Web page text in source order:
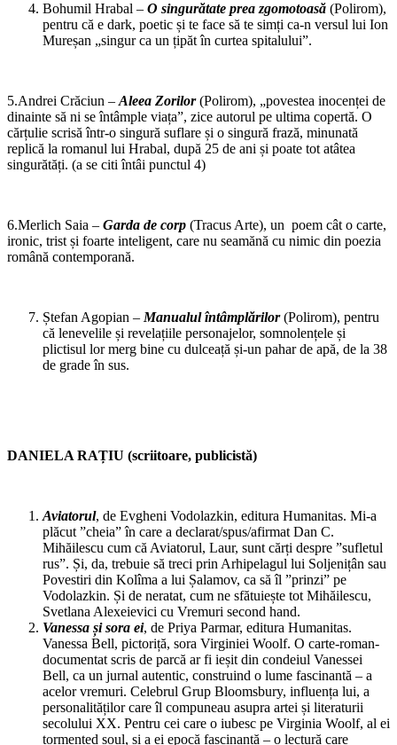
Bohumil Hrabal – O singurătate prea zgomotoasă (Polirom),
pentru că e dark, poetic și te face să te simți ca-n versul lui Ion
Mureșan „singur ca un țipăt în curtea spitalului”.
5.Andrei Crăciun – Aleea Zorilor(Polirom), „povestea inocenței de
dinainte să ni se întâmple viața”, zice autorul pe ultima copertă. O
cărțulie scrisă într-o singură suflare și o singură frază, minunată
replică la romanul lui Hrabal, după 25 de ani și poate tot atâtea
singurătăți. (a se citi întâi punctul 4)
6.Merlich Saia – Garda de corp (Tracus Arte), un poem cât o carte,
ironic, trist și foarte inteligent, care nu seamănă cu nimic din poezia
română contemporană.
Ștefan Agopian – Manualul întâmplărilor(Polirom), pentru
că lenevelile și revelațiile personajelor, somnolențele și
plictisul lor merg bine cu dulceață și-un pahar de apă, de la 38
de grade în sus.
DANIELA RAȚIU (scriitoare, publicistă)
Aviatorul, de Evgheni Vodolazkin, editura Humanitas. Mi-a
plăcut ”cheia” în care a declarat/spus/afirmat Dan C.
Mihăilescu cum că Aviatorul, Laur, sunt cărți despre ”sufletul
rus”. Și, da, trebuie să treci prin Arhipelagul lui Soljenițân sau
Povestiri din Kolîma a lui Șalamov, ca să îl ”prinzi” pe
Vodolazkin. Și de neratat, cum ne sfătuiește tot Mihăilescu,
Svetlana Alexeievici cu Vremuri second hand.
Vanessa și sora ei, de Priya Parmar, editura Humanitas.
Vanessa Bell, pictoriță, sora Virginiei Woolf. O carte-roman-
documentat scris de parcă ar fi ieșit din condeiul Vanessei
Bell, ca un jurnal autentic, construind o lume fascinantă – a
acelor vremuri. Celebrul Grup Bloomsbury, influența lui, a
personalităților care îl compuneau asupra artei și literaturii
secolului XX. Pentru cei care o iubesc pe Virginia Woolf, al ei
tormented soul, și a ei epocă fascinantă – o lectură care